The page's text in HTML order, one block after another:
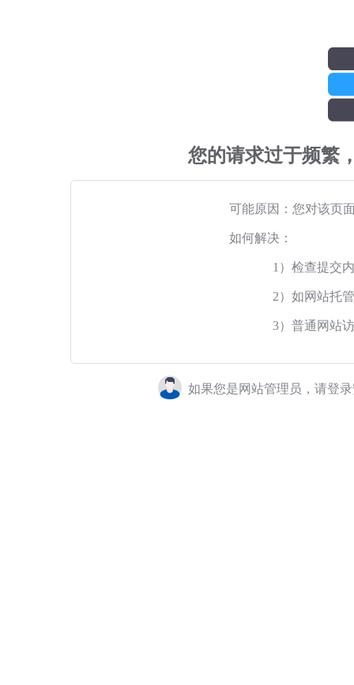
您的请求过于频繁
可能原因：您对该页
如何解决：
1）检查提交
2）如网站托
3）普通网站
如果您是网站管理员，请登